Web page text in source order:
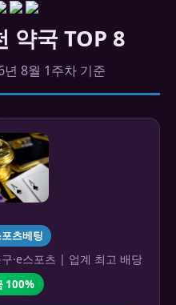
약국 TOP 8
8월 1주차 기준
츠베팅
·e스포츠 | 업계 최고 배당
100%